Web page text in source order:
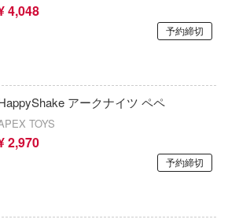
4,048
予約締切
アークナイツ ペペ
TOYS
2,970
予約締切
桃源暗鬼
ドラゴンボール
とらドラ！
時々ボソッとロシア語でデレる隣のアー
七つの大罪